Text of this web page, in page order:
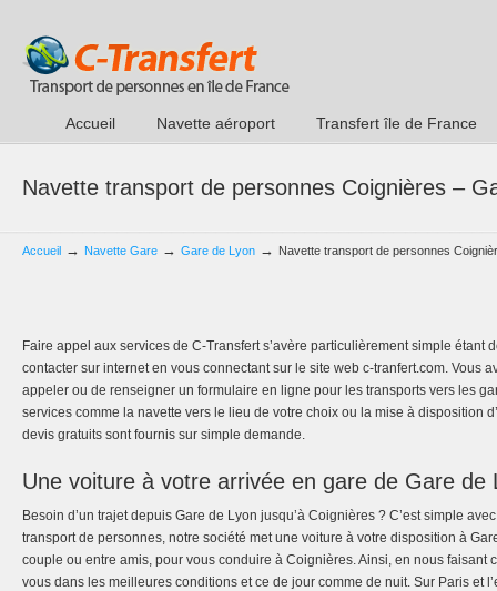
Accueil Navette aéroport Transfert île de France
Navette transport de personnes Coignières –
Accueil → Navette Gare → Gare de Lyon → Navette transport de personnes
Faire appel aux services de C-Transfert s’avère particulièrement simple étant
contacter sur internet en vous connectant sur le site web c-tranfert.com. Vous
appeler ou de renseigner un formulaire en ligne pour les transports vers les
services comme la navette vers le lieu de votre choix ou la mise à disposition
devis gratuits sont fournis sur simple demande.
Une voiture à votre arrivée en gare de Gare de
Besoin d’un trajet depuis Gare de Lyon jusqu’à Coignières ? C’est simple
transport de personnes, notre société met une voiture à votre disposition à
couple ou entre amis, pour vous conduire à Coignières. Ainsi, en nous faisant
vous dans les meilleures conditions et ce de jour comme de nuit. Sur Paris et